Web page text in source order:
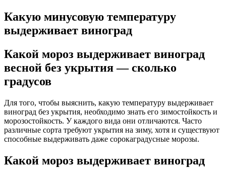
Какую минусовую температуру
выдерживает виноград
Какой мороз выдерживает виноград
весной без укрытия — сколько
градусов
Для того, чтобы выяснить, какую температуру выдерживает
виноград без укрытия, необходимо знать его зимостойкость и
морозостойкость. У каждого вида они отличаются. Часто
различные сорта требуют укрытия на зиму, хотя и существуют
способные выдерживать даже сорокаградусные морозы.
Какой мороз выдерживает виноград